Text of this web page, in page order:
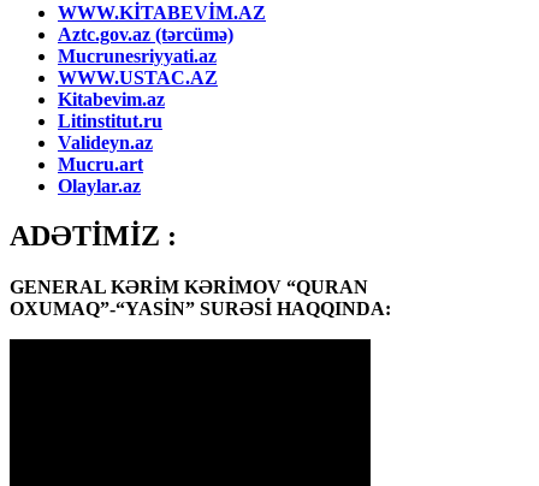
WWW.KİTABEVİM.AZ
Aztc.gov.az (tərcümə)
Mucrunesriyyati.az
WWW.USTAC.AZ
Kitabevim.az
Litinstitut.ru
Valideyn.az
Mucru.art
Olaylar.az
ADƏTİMİZ :
GENERAL KƏRİM KƏRİMOV “QURAN
OXUMAQ”-“YASİN” SURƏSİ HAQQINDA: